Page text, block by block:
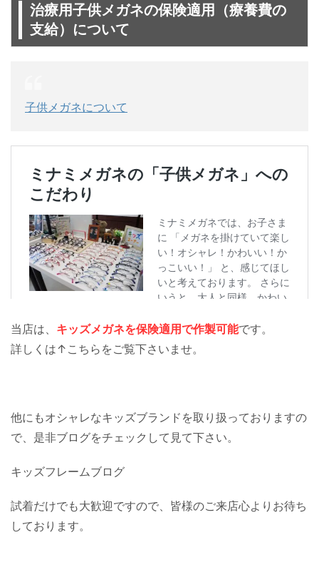
治療用子供メガネの保険適用（療養費の
支給）について
子供メガネについて
当店は、 キッズメガネを保険適用で作製可能です。
詳しくは↑こちらをご覧下さいませ。
他にもオシャレなキッズブランドを取り扱っておりますの
で、是非ブログをチェックして見て下さい。
キッズフレームブログ
試着だけでも大歓迎ですので、皆様のご来店心よりお待ち
しております。